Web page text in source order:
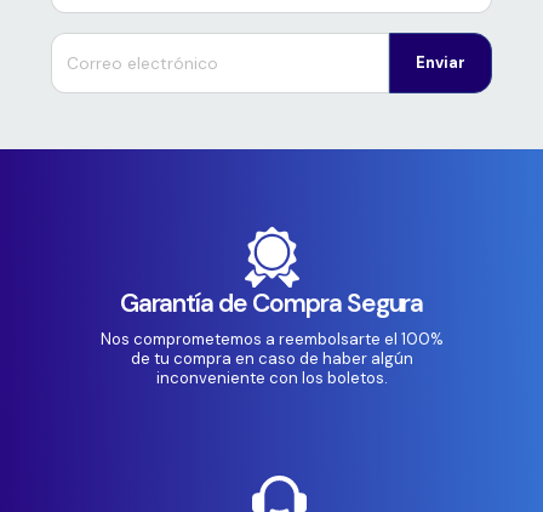
Enviar
Garantía de Compra Segura
Nos comprometemos a reembolsarte el 100%
de tu compra en caso de haber algún
inconveniente con los boletos.